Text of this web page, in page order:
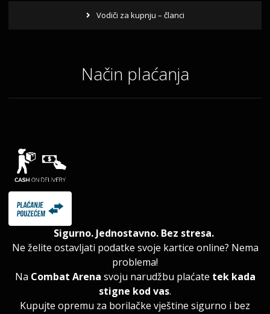
Vodiči za kupnju – članci
Način plaćanja
Sigurno. Jednostavno. Bez stresa.
Ne želite ostavljati podatke svoje kartice online? Nema
problema!
Na Combat Arena svoju narudžbu plaćate tek kada
stigne kod vas.
Kupujte opremu za borilačke vještine sigurno i bez